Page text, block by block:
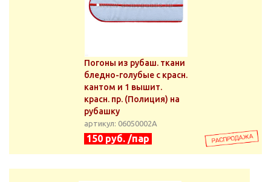
Погоны из рубаш. ткани
бледно-голубые с красн.
кантом и 1 вышит.
красн. пр. (Полиция) на
рубашку
артикул: 06050002А
150 руб. /пар